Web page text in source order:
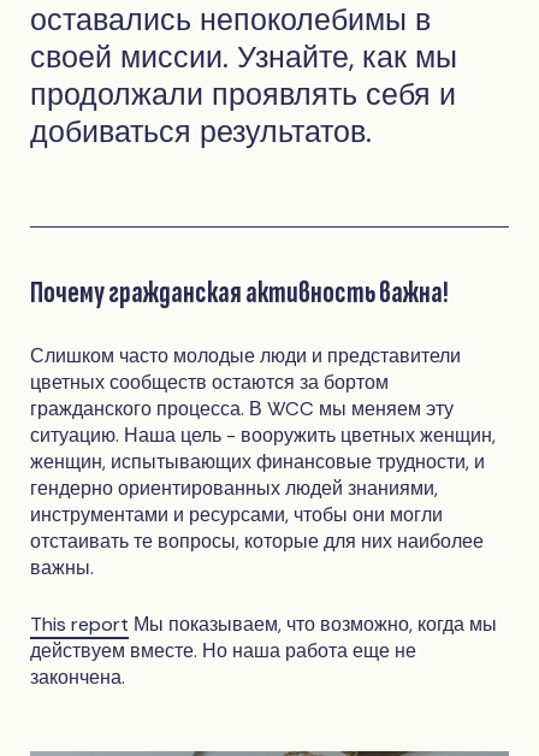
оставались непоколебимы в
своей миссии. Узнайте, как мы
продолжали проявлять себя и
добиваться результатов.
Почему гражданская активность важна!
Слишком часто молодые люди и представители
цветных сообществ остаются за бортом
гражданского процесса. В WCC мы меняем эту
ситуацию. Наша цель - вооружить цветных женщин,
женщин, испытывающих финансовые трудности, и
гендерно ориентированных людей знаниями,
инструментами и ресурсами, чтобы они могли
отстаивать те вопросы, которые для них наиболее
важны.
This report Мы показываем, что возможно, когда мы
действуем вместе. Но наша работа еще не
закончена.